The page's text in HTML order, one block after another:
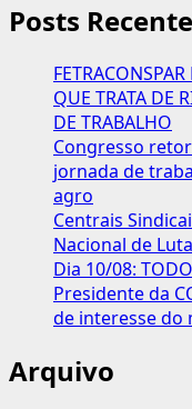
anunciado
por
Haddad
limita
recuperação
do
salário
mínimo
e
corta
abono
salarial
Posts
QUE TRATA DE
DE TRABALHO
Congresso
jornada de
agro
Centrais
Nacional de Luta
Dia 10/08:
Presidente da
de interesse do
Arquivo